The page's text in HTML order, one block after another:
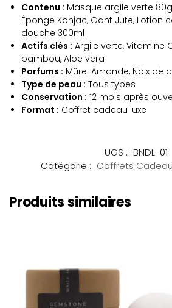
Contenu : Masque argile verte
Éponge Konjac, Gant Jute, Lotion
douche 300ml
Actifs clés : Argile verte, Vitamine
bambou, Aloe vera
Parfums : Mûre-Amande, Noix de
Type de peau : Tous types
Conservation : 12 mois après
Format : Coffret cadeau luxe
UGS : BNDL-01
Catégorie : Coffrets
Produits similaires